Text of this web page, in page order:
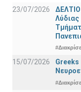
23/07/2026
15/07/2026